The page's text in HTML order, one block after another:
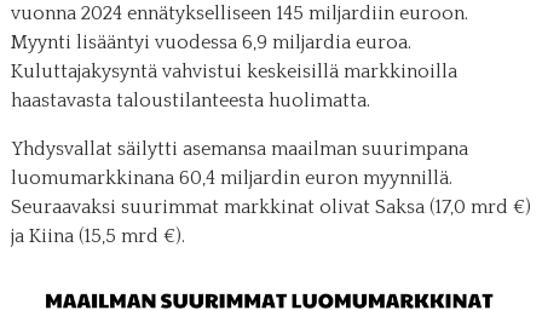
vuonna 2024 ennätykselliseen 145 miljardiin euroon.
Myynti lisääntyi vuodessa 6,9 miljardia euroa.
Kuluttajakysyntä vahvistui keskeisillä markkinoilla
haastavasta taloustilanteesta huolimatta.
Yhdysvallat säilytti asemansa maailman suurimpana
luomumarkkinana 60,4 miljardin euron myynnillä.
Seuraavaksi suurimmat markkinat olivat Saksa (17,0 mrd €)
ja Kiina (15,5 mrd €).